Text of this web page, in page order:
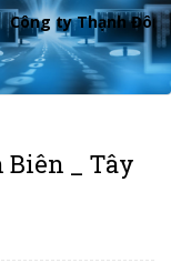
Công ty Thạnh
Biên _ Tây